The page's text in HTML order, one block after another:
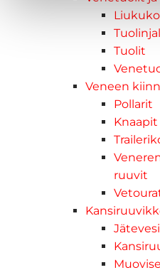
Tuolit
Veneen
Pollarit
Knaapit
ruuvit
Jätevesi